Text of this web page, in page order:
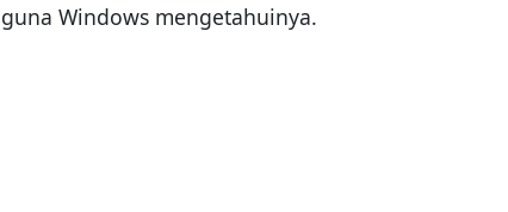
Windows mengetahuinya.